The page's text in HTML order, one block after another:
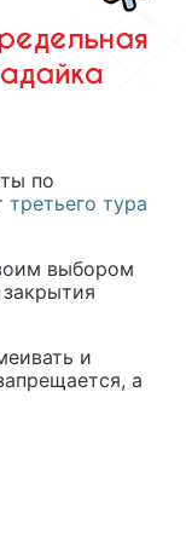
по
третьего тура
выбором
и
а